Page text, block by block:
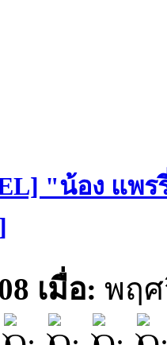
"น้อง แพ
เมื่อ: พฤศ